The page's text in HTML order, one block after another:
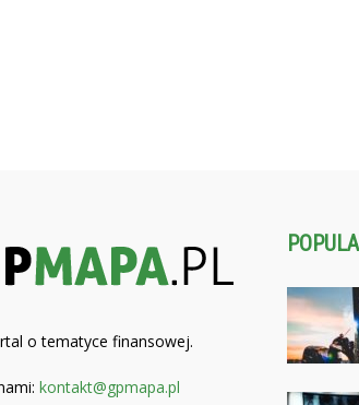
o tematyce finansowej.
kontakt@gpmapa.pl